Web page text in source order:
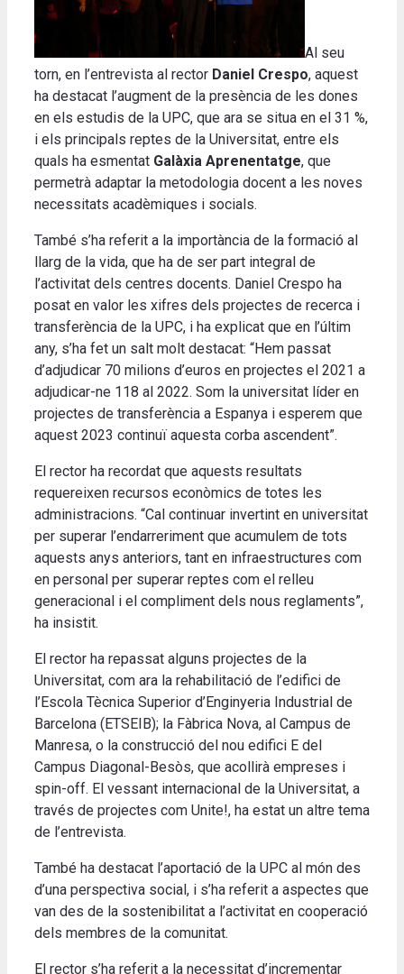
Al seu
torn, en l’entrevista al rector Daniel Crespo, aquest
ha destacat l’augment de la presència de les dones
en els estudis de la UPC, que ara se situa en el 31 %,
i els principals reptes de la Universitat, entre els
quals ha esmentat Galàxia Aprenentatge, que
permetrà adaptar la metodologia docent a les noves
necessitats acadèmiques i socials.
També s’ha referit a la importància de la formació al
llarg de la vida, que ha de ser part integral de
l’activitat dels centres docents. Daniel Crespo ha
posat en valor les xifres dels projectes de recerca i
transferència de la UPC, i ha explicat que en l’últim
any, s’ha fet un salt molt destacat: “Hem passat
d’adjudicar 70 milions d’euros en projectes el 2021 a
adjudicar-ne 118 al 2022. Som la universitat líder en
projectes de transferència a Espanya i esperem que
aquest 2023 continuï aquesta corba ascendent”.
El rector ha recordat que aquests resultats
requereixen recursos econòmics de totes les
administracions. “Cal continuar invertint en universitat
per superar l’endarreriment que acumulem de tots
aquests anys anteriors, tant en infraestructures com
en personal per superar reptes com el relleu
generacional i el compliment dels nous reglaments”,
ha insistit.
El rector ha repassat alguns projectes de la
Universitat, com ara la rehabilitació de l’edifici de
l’Escola Tècnica Superior d’Enginyeria Industrial de
Barcelona (ETSEIB); la Fàbrica Nova, al Campus de
Manresa, o la construcció del nou edifici E del
Campus Diagonal-Besòs, que acollirà empreses i
spin-off. El vessant internacional de la Universitat, a
través de projectes com Unite!, ha estat un altre tema
de l’entrevista.
També ha destacat l’aportació de la UPC al món des
d’una perspectiva social, i s’ha referit a aspectes que
van des de la sostenibilitat a l’activitat en cooperació
dels membres de la comunitat.
El rector s’ha referit a la necessitat d’incrementar